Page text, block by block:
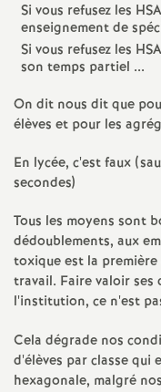
Si vous refusez les
enseignement de
Si vous refusez les
son temps partiel ...
On dit nous dit que
élèves et pour les
En lycée, c'est faux
secondes)
Tous les moyens sont
dédoublements, aux
toxique est la
travail. Faire valoir
l'institution, ce n'est
Cela dégrade nos
d'élèves par classe qui
hexagonale, malgré